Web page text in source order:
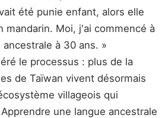
été punie enfant, alors elle
mandarin. Moi, j'ai commencé à
à 30 ans. »
le processus : plus de la
de Taïwan vivent désormais
villageois qui
une langue ancestrale